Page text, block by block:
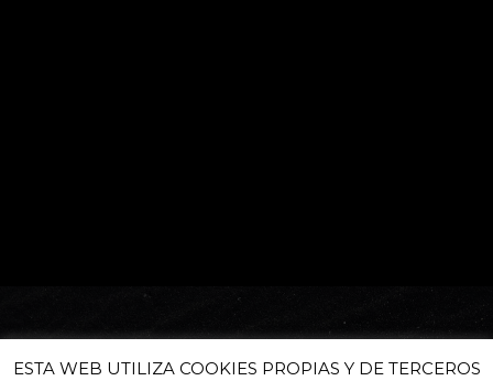
ESTA WEB UTILIZA COOKIES PROPIAS Y DE TERCEROS